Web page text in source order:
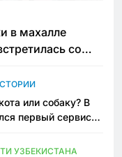
в махалле
со
или собаку? В
первый сервис
УЗБЕКИСТАНА